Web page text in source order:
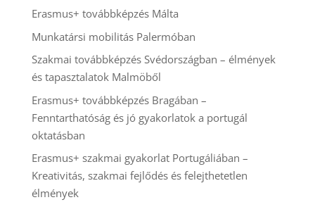
Erasmus+ továbbképzés Málta
Munkatársi mobilitás Palermóban
Szakmai továbbképzés Svédországban – élmények
és tapasztalatok Malmöből
Erasmus+ továbbképzés Bragában –
Fenntarthatóság és jó gyakorlatok a portugál
oktatásban
Erasmus+ szakmai gyakorlat Portugáliában –
Kreativitás, szakmai fejlődés és felejthetetlen
élmények